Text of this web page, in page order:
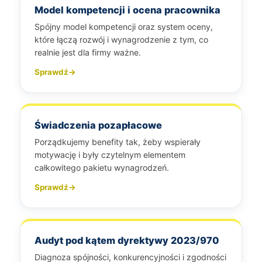
Model kompetencji i ocena pracownika
Spójny model kompetencji oraz system oceny,
które łączą rozwój i wynagrodzenie z tym, co
realnie jest dla firmy ważne.
Sprawdź→
Świadczenia pozapłacowe
Porządkujemy benefity tak, żeby wspierały
motywację i były czytelnym elementem
całkowitego pakietu wynagrodzeń.
Sprawdź→
Audyt pod kątem dyrektywy 2023/970
Diagnoza spójności, konkurencyjności i zgodności